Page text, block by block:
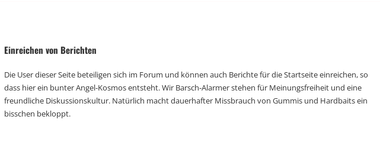
Einreichen von Berichten
Die User dieser Seite beteiligen sich im Forum und können auch Berichte für die Startseite einreichen, so
dass hier ein bunter Angel-Kosmos entsteht. Wir Barsch-Alarmer stehen für Meinungsfreiheit und eine
freundliche Diskussionskultur. Natürlich macht dauerhafter Missbrauch von Gummis und Hardbaits ein
bisschen bekloppt.